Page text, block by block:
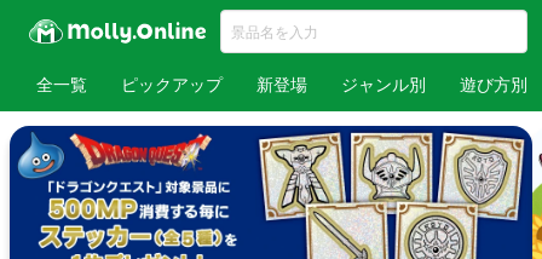
全一覧 ピックアップ 新登場 ジャンル別 遊び方別